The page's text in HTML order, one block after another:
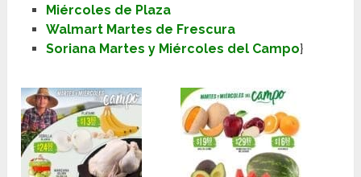
Miércoles de Plaza
Walmart Martes de Frescura
Soriana Martes y Miércoles del Campo}